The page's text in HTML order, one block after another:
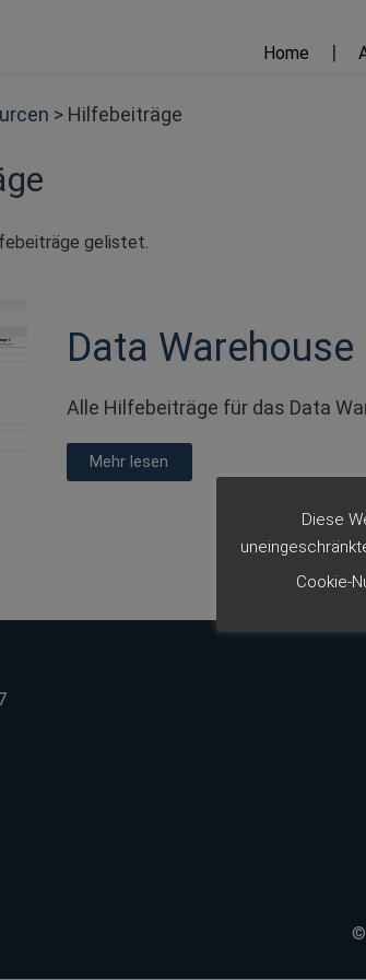
Home
> Hilfebeiträge
gelistet.
Data Warehouse
Alle Hilfebeiträge für das Data
Mehr lesen
©
Diese
Cookie-